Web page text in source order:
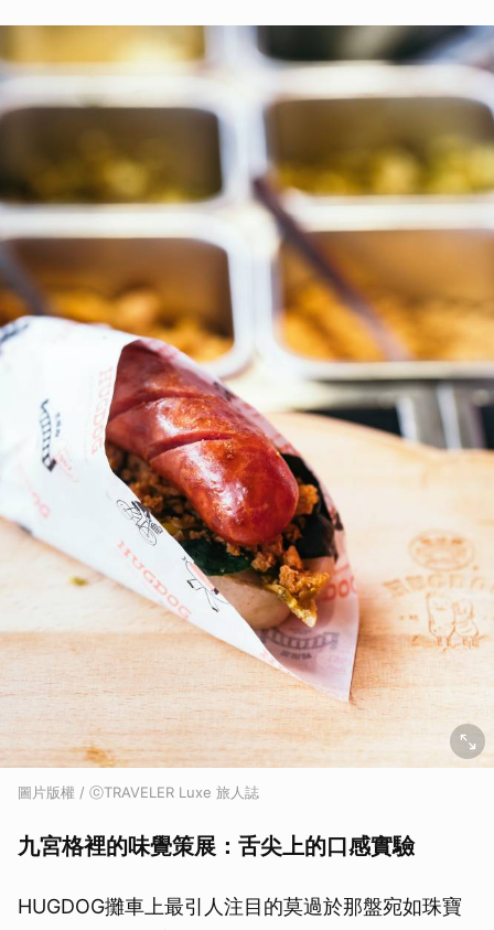
圖片版權 / ⓒTRAVELER Luxe 旅人誌
九宮格裡的味覺策展：舌尖上的口感實驗
HUGDOG攤車上最引人注目的莫過於那盤宛如珠寶